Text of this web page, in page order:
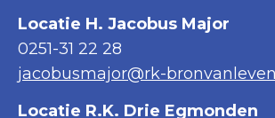
Locatie H. Jacobus Major
0251-31 22 28
jacobusmajor@rk-
Locatie R.K. Drie Egmonden